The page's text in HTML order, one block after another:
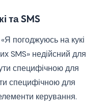
та SMS
погоджуюсь на кукі
SMS» недійсний для
специфічною для
специфічною для
керування.